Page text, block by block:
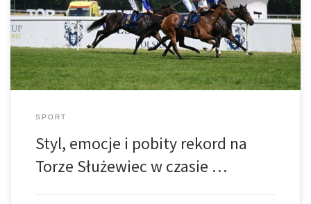
Służewiec sięgnęły zenitu
SPORT
Styl, emocje i pobity rekord na
Torze Służewiec w czasie …